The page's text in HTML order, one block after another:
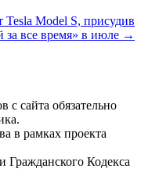
Tesla Model S, присудив
за все время» в июле →
сайта обязательно
в рамках проекта
Гражданского Кодекса